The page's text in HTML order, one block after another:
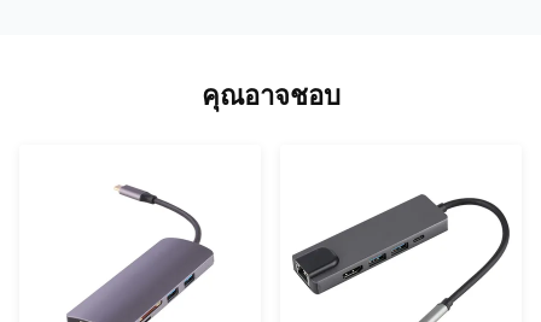
คุณอาจชอบ